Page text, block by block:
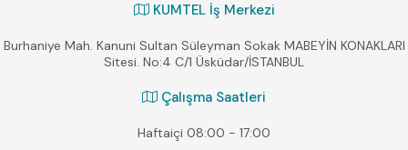
KUMTEL İş Merkezi
Burhaniye Mah. Kanuni Sultan Süleyman Sokak MABEYİN KONAKLARI
Sitesi. No:4 C/1 Üsküdar/İSTANBUL
Çalışma Saatleri
Haftaiçi 08:00 - 17:00